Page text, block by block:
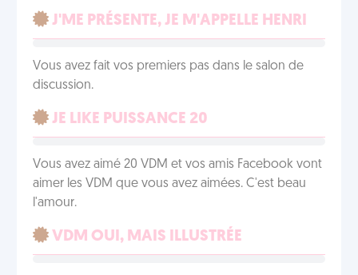
J'ME PRÉSENTE, JE M'APPELLE HENRI
Vous avez fait vos premiers pas dans le salon de
discussion.
JE LIKE PUISSANCE 20
Vous avez aimé 20 VDM et vos amis Facebook vont
aimer les VDM que vous avez aimées. C'est beau
l'amour.
VDM OUI, MAIS ILLUSTRÉE